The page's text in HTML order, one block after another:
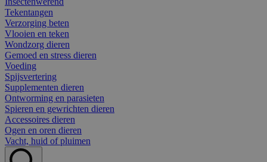
Tekentangen
Verzorging beten
Vlooien en teken
Wondzorg dieren
Gemoed en stress dieren
Voeding
Spijsvertering
Supplementen dieren
Ontworming en parasieten
Spieren en gewrichten dieren
Accessoires dieren
Ogen en oren dieren
Vacht, huid of pluimen